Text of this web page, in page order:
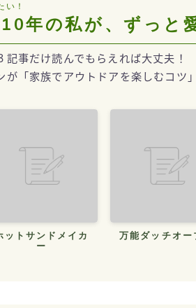
い！
年の私が、ずっと
事だけ読んでもらえれば大丈夫！
が「家族でアウトドアを楽しむコツ
ットサンドメイカ
ー
万能ダッチオー